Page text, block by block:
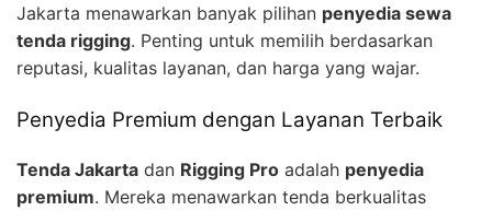
Jakarta menawarkan banyak pilihan penyedia sewa
tenda rigging. Penting untuk memilih berdasarkan
reputasi, kualitas layanan, dan harga yang wajar.
Penyedia Premium dengan Layanan Terbaik
Tenda Jakarta dan Rigging Pro adalah penyedia
premium. Mereka menawarkan tenda berkualitas